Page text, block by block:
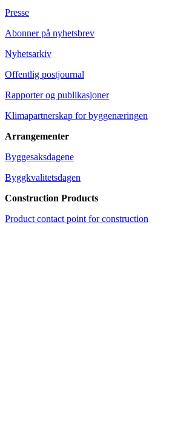
Presse
Abonner på nyhetsbrev
Nyhetsarkiv
Offentlig postjournal
Rapporter og publikasjoner
Klimapartnerskap for byggenæringen
Arrangementer
Byggesaksdagene
Byggkvalitetsdagen
Construction Products
Product contact point for construction